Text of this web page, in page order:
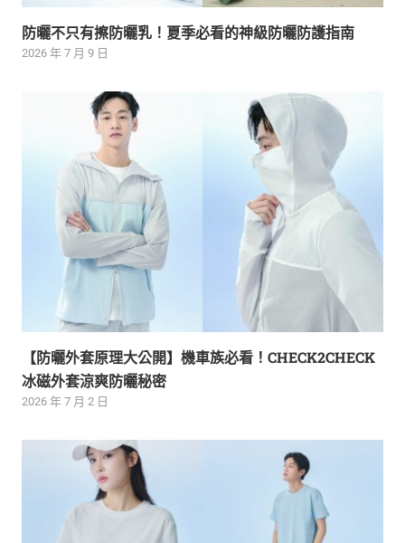
防曬不只有擦防曬乳！夏季必看的神級防曬防護指南
2026 年 7 月 9 日
【防曬外套原理大公開】機車族必看！CHECK2CHECK
冰磁外套涼爽防曬秘密
2026 年 7 月 2 日